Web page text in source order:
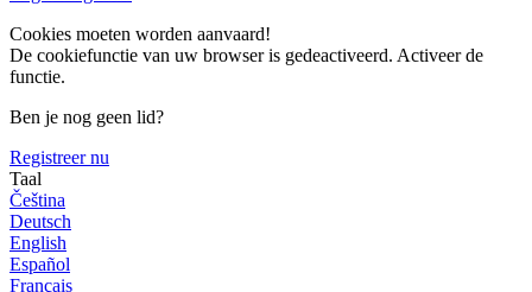
Cookies moeten worden aanvaard!
De cookiefunctie van uw browser is gedeactiveerd. Activeer de
functie.
Ben je nog geen lid?
Registreer nu
Taal
Čeština
Deutsch
English
Español
Français